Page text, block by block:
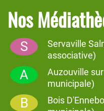
Nos
S
Servaville
associative)
A
Auzouville
municipale)
B
Bois